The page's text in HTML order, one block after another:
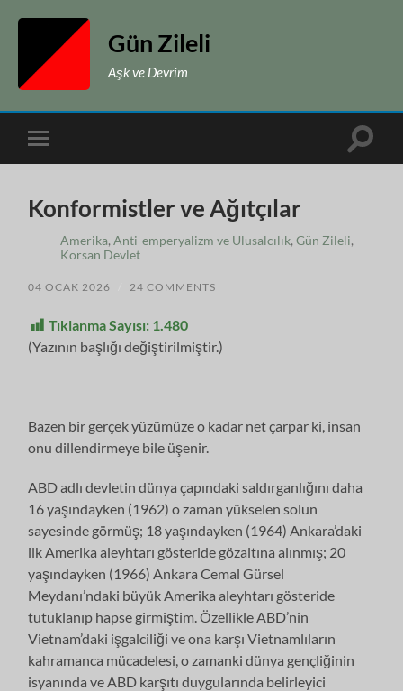
Gün Zileli
Aşk ve Devrim
Toggle
mobile
Toggle
Konformistler ve Ağıtçılar
Amerika,Anti-emperyalizm ve Ulusalcılık,Gün Zileli,
Korsan Devlet
04 OCAK 2026 24 COMMENTS
Tıklanma Sayısı: 1.480
(Yazının başlığı değiştirilmiştir.)
Bazen bir gerçek yüzümüze o kadar net çarpar ki, insan
onu dillendirmeye bile üşenir.
ABD adlı devletin dünya çapındaki saldırganlığını daha
16 yaşındayken (1962) o zaman yükselen solun
sayesinde görmüş; 18 yaşındayken (1964) Ankara’daki
ilk Amerika aleyhtarı gösteride gözaltına alınmış; 20
yaşındayken (1966) Ankara Cemal Gürsel
Meydanı’ndaki büyük Amerika aleyhtarı gösteride
tutuklanıp hapse girmiştim. Özellikle ABD’nin
Vietnam’daki işgalciliği ve ona karşı Vietnamlıların
kahramanca mücadelesi, o zamanki dünya gençliğinin
isyanında ve ABD karşıtı duygularında belirleyici